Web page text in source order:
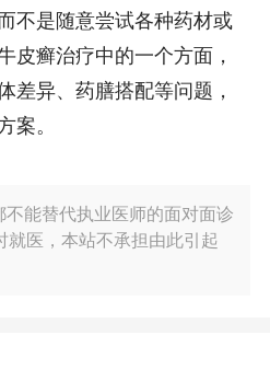
不是随意尝试各种药材或
皮癣治疗中的一个方面，
差异、药膳搭配等问题，
案。
能替代执业医师的面对面诊
就医，本站不承担由此引起